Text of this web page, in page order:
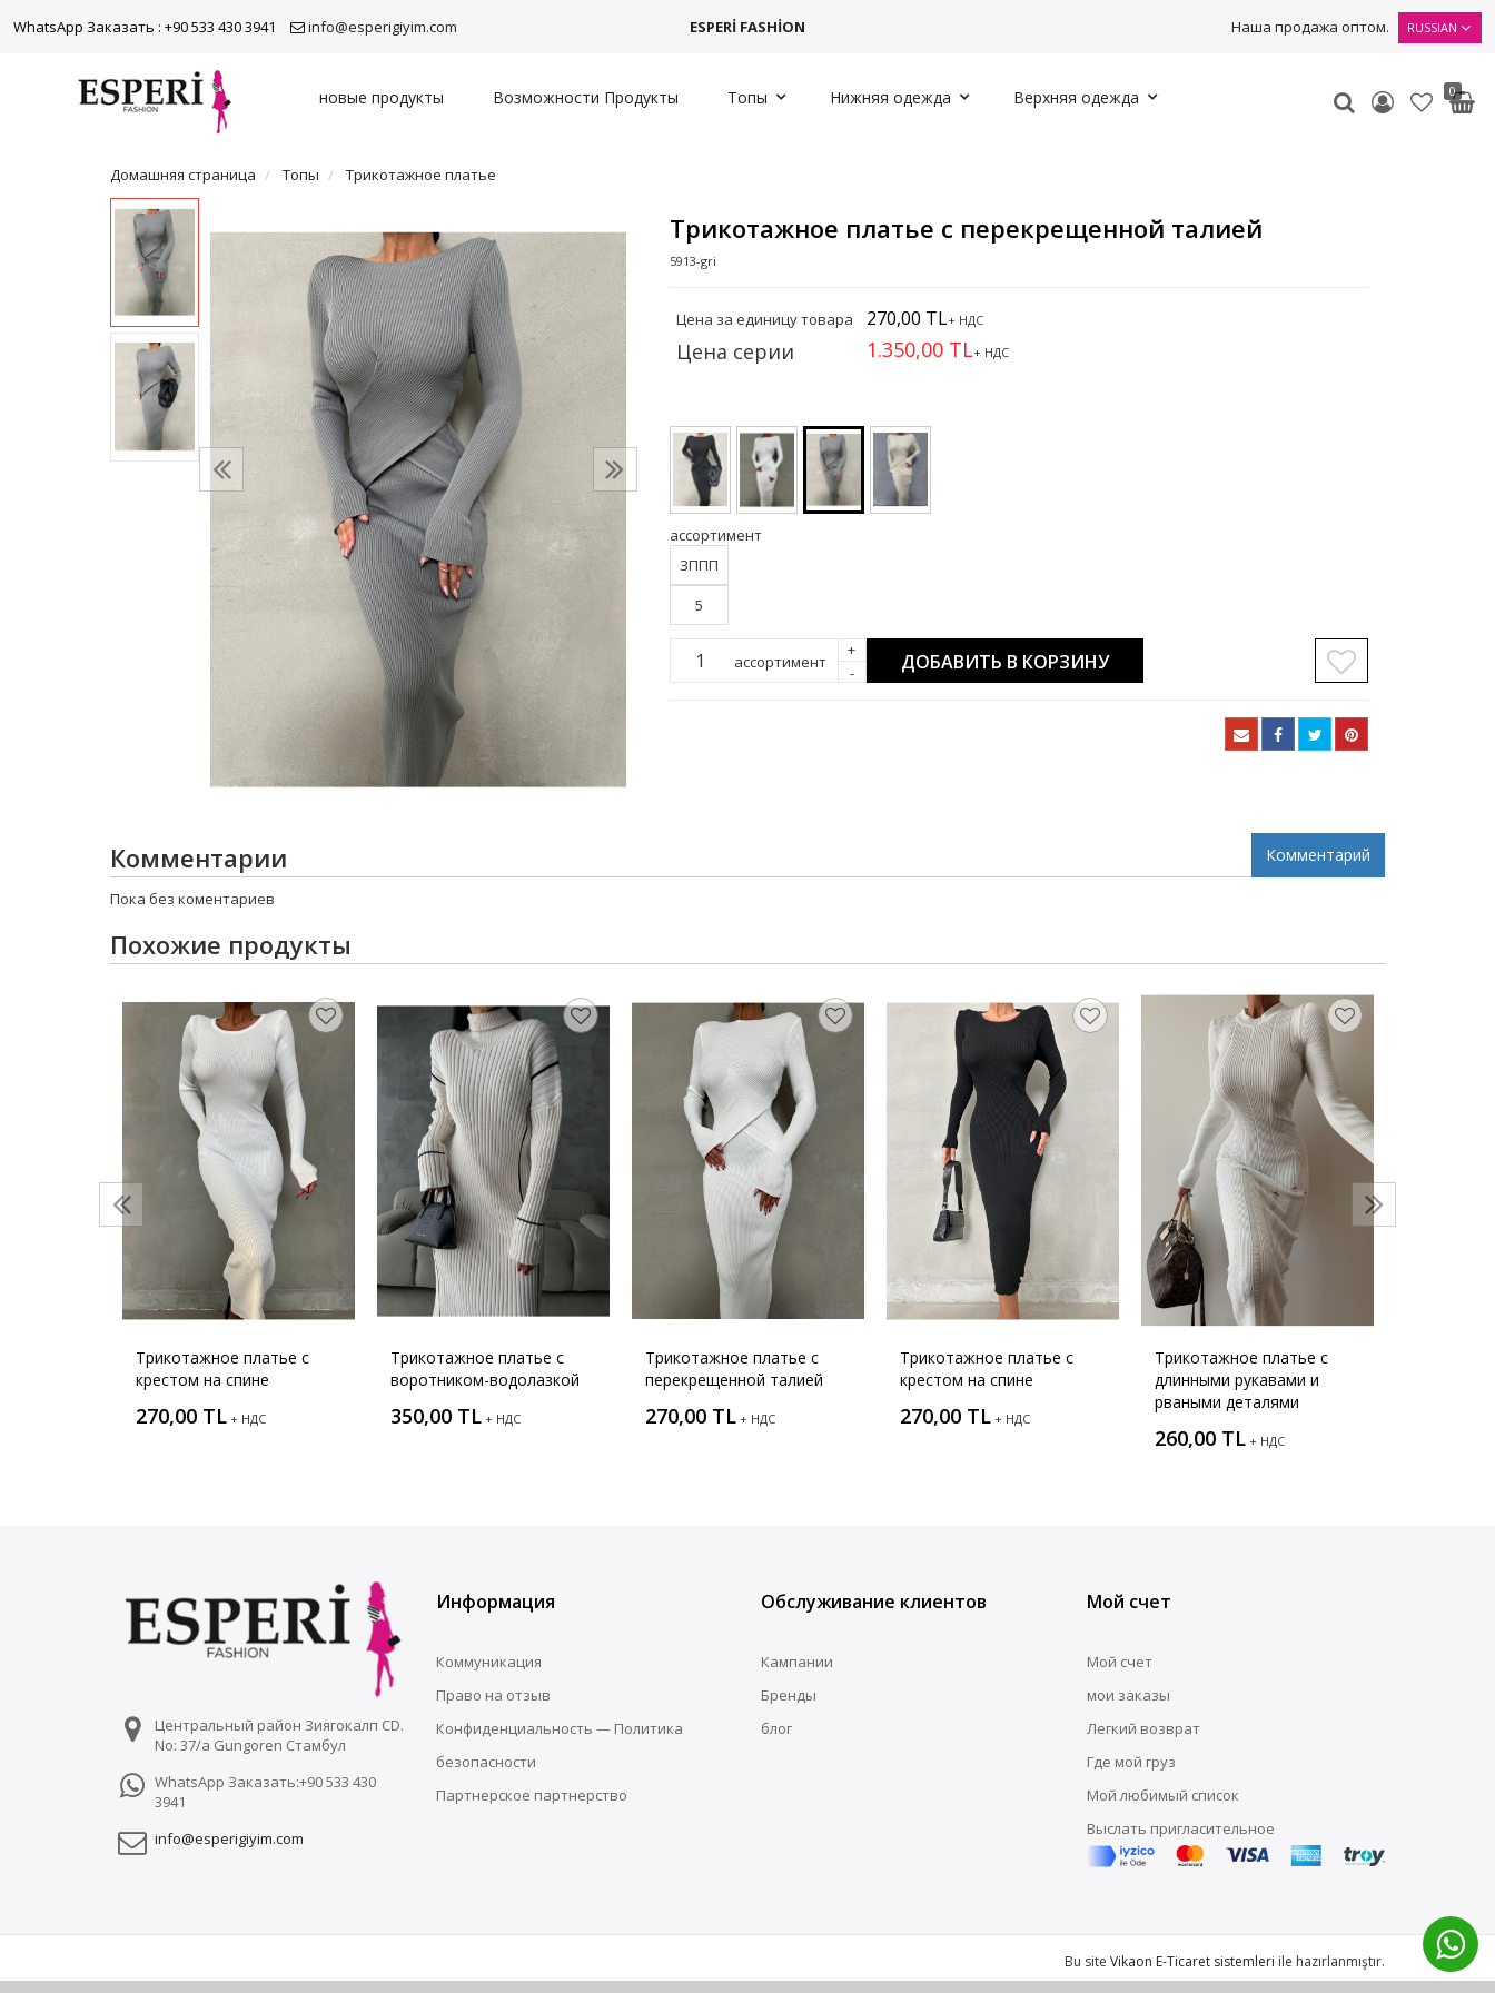
WhatsApp Заказать : +90 533 430 3941 info@esperigiyim.com ESPERİ FASHİON Наша продажа оптом. RUSSIAN
новые продукты Возможности Продукты Топы Нижняя одежда Верхняя одежда 0
Домашняя страница Топы Трикотажное платье
Трикотажное платье с перекрещенной талией
5913-gri
Цена за единицу товара 270,00 TL+ НДС
Цена серии 1.350,00 TL+ НДС
ассортимент
ЗППП
5
ассортимент
+
-
ДОБАВИТЬ В КОРЗИНУ
Комментарии Комментарий
Пока без коментариев
Похожие продукты
Трикотажное платье с
крестом на спине
270,00 TL + НДС
Трикотажное платье с
воротником-водолазкой
350,00 TL + НДС
Трикотажное платье с
перекрещенной талией
270,00 TL + НДС
Трикотажное платье с
крестом на спине
270,00 TL + НДС
Трикотажное платье с
длинными рукавами и
рваными деталями
260,00 TL + НДС
Центральный район Зиягокалп CD.
No: 37/a Gungoren Стамбул
WhatsApp Заказать:+90 533 430
3941
info@esperigiyim.com
Информация
Коммуникация
Право на отзыв
Конфиденциальность — Политика
безопасности
Партнерское партнерство
Обслуживание клиентов
Кампании
Бренды
блог
Мой счет
Мой счет
мои заказы
Легкий возврат
Где мой груз
Мой любимый список
Выслать пригласительное
Bu site Vikaon E-Ticaret sistemleri ile hazırlanmıştır.